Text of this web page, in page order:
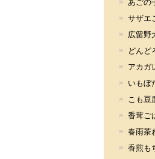
あごの
サザエ
広留野
どんど
アカガ
いもぼ
こも豆
香茸ご
春雨茶
香煎も